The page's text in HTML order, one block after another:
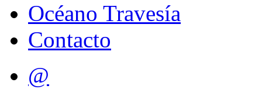
Océano Travesía
Contacto
@